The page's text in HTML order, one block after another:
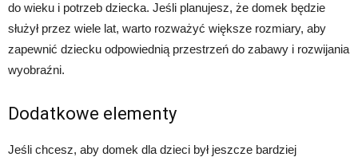
do wieku i potrzeb dziecka. Jeśli planujesz, że domek będzie
służył przez wiele lat, warto rozważyć większe rozmiary, aby
zapewnić dziecku odpowiednią przestrzeń do zabawy i rozwijania
wyobraźni.
Dodatkowe elementy
Jeśli chcesz, aby domek dla dzieci był jeszcze bardziej